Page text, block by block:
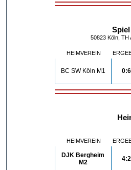
50823 Köln, TH
HEIMVEREIN
BC SW Köln M1 0:6
HEIMVEREIN
DJK Bergheim
M2
4:2